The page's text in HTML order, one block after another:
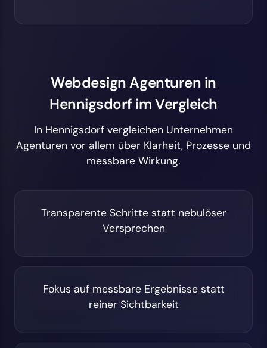
Webdesign Agenturen in
Hennigsdorf im Vergleich
In Hennigsdorf vergleichen Unternehmen
Agenturen vor allem über Klarheit, Prozesse und
messbare Wirkung.
Transparente Schritte statt nebulöser
Versprechen
Fokus auf messbare Ergebnisse statt
reiner Sichtbarkeit